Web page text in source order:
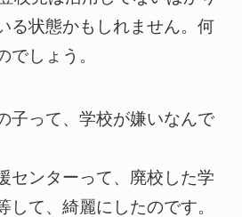
る状態かもしれません。何
でしょう。
子って、学校が嫌いなんで
センターって、廃校した学
して、綺麗にしたのです。